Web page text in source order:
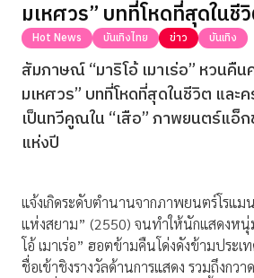
HOROSCOPE
LOTTERY
VIDEO
ร่วมด้วยช่วยกัน
มเหศวร” บทที่โหดที่สุดในชี
Hot News บันเทิงไทย ข่าว บันเทิง
สัมภาษณ์ “มาริโอ้ เมาเร่อ” หวนคืน
มเหศวร” บทที่โหดที่สุดในชีวิต และ
เป็นทวีคูณใน “เสือ” ภาพยนตร์แอ็
แห่งปี
แจ้งเกิดระดับตำนานจากภาพยนตร์โรแม
แห่งสยาม” (2550) จนทำให้นักแสดงห
โอ้ เมาเร่อ” ฮอตข้ามคืนโด่งดังข้ามประเ
ชื่อเข้าชิงรางวัลด้านการแสดง รวมถึงกว